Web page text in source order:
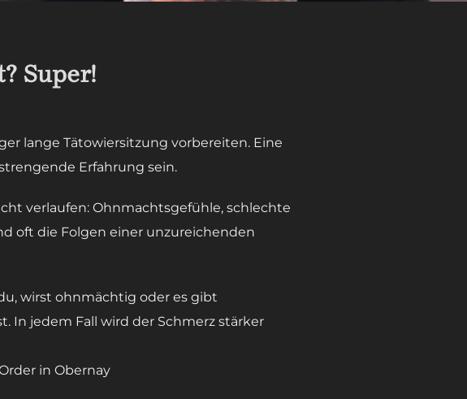
Super!
lange Tätowiersitzung vorbereiten. Eine
Erfahrung sein.
verlaufen: Ohnmachtsgefühle, schlechte
oft die Folgen einer unzureichenden
wirst ohnmächtig oder es gibt
In jedem Fall wird der Schmerz stärker
in Obernay